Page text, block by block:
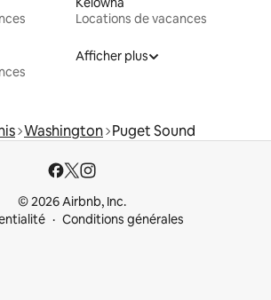
Locations de vacances
Afficher plus
Washington Puget Sound
© 2026 Airbnb, Inc.
Conditions générales